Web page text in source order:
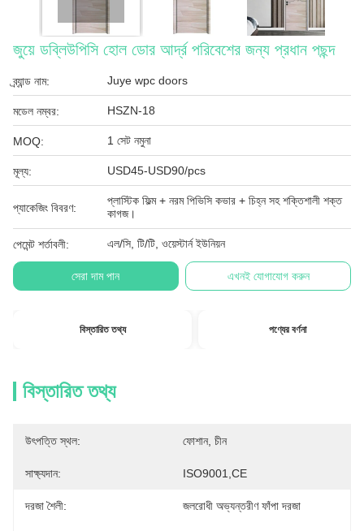
জুয়ে ডব্লিউপিসি হোল ডোর আর্দ্র পরিবেশের জন্য প্রধান পছন্দ
ব্র্যান্ড নাম: Juye wpc doors
মডেল নম্বর: HSZN-18
MOQ: 1 সেট নমুনা
মূল্য: USD45-USD90/pcs
প্যাকেজিং বিবরণ:
প্লাস্টিক ফিল্ম + নরম পিভিসি কভার + চিহ্ন সহ শক্তিশালী শক্ত
কাগজ।
পেমেন্ট শর্তাবলী: এল/সি, টি/টি, ওয়েস্টার্ন ইউনিয়ন
সেরা দাম পান এখনই যোগাযোগ করুন
বিস্তারিত তথ্য পণ্যের বর্ণনা
বিস্তারিত তথ্য
উৎপত্তি স্থল: ফোশান, চীন
সাক্ষ্যদান: ISO9001,CE
দরজা শৈলী: জলরোধী অভ্যন্তরীণ ফাঁপা দরজা